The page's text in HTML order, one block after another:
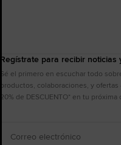
Regístrate para recibir noticias
Sé el primero en escuchar todo
productos, colaboraciones, y
20% de DESCUENTO* en tu próxima
electrónico